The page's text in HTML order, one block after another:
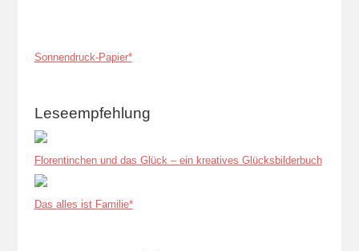
Sonnendruck-Papier*
Leseempfehlung
Florentinchen und das Glück – ein kreatives Glücksbilderbuch
Das alles ist Familie*